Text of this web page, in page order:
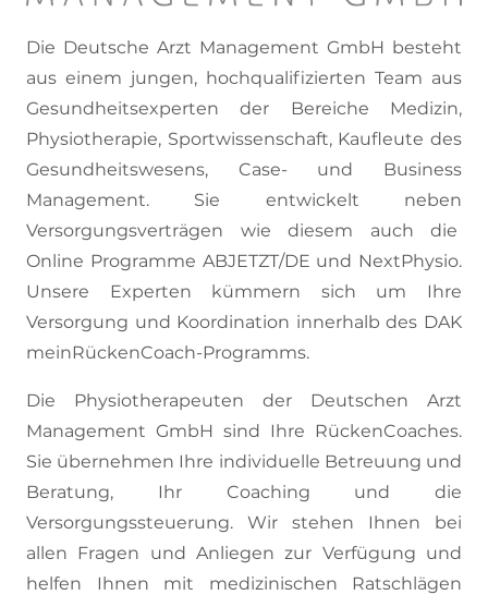
Die Deutsche Arzt Management GmbH besteht
aus einem jungen, hochqualifizierten Team aus
Gesundheitsexperten der Bereiche Medizin,
Physiotherapie, Sportwissenschaft, Kaufleute des
Gesundheitswesens, Case- und Business
Management. Sie entwickelt neben
Versorgungsverträgen wie diesem auch die
Online Programme ABJETZT/DE und NextPhysio.
Unsere Experten kümmern sich um Ihre
Versorgung und Koordination innerhalb des DAK
meinRückenCoach-Programms.
Die Physiotherapeuten der Deutschen Arzt
Management GmbH sind Ihre RückenCoaches.
Sie übernehmen Ihre individuelle Betreuung und
Beratung, Ihr Coaching und die
Versorgungssteuerung. Wir stehen Ihnen bei
allen Fragen und Anliegen zur Verfügung und
helfen Ihnen mit medizinischen Ratschlägen